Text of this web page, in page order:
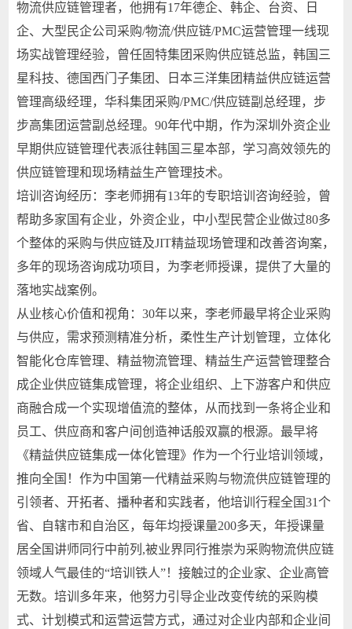
物流供应链管理者，他拥有17年德企、韩企、台资、日
企、大型民企公司采购/物流/供应链/PMC运营管理一线现
场实战管理经验，曾任固特集团采购供应链总监，韩国三
星科技、德国西门子集团、日本三洋集团精益供应链运营
管理高级经理，华科集团采购/PMC/供应链副总经理，步
步高集团运营副总经理。90年代中期，作为深圳外资企业
早期供应链管理代表派往韩国三星本部，学习高效领先的
供应链管理和现场精益生产管理技术。
培训咨询经历：李老师拥有13年的专职培训咨询经验，曾
帮助多家国有企业，外资企业，中小型民营企业做过80多
个整体的采购与供应链及JIT精益现场管理和改善咨询案，
多年的现场咨询成功项目，为李老师授课，提供了大量的
落地实战案例。
从业核心价值和视角：30年以来，李老师最早将企业采购
与供应，需求预测精准分析，柔性生产计划管理，立体化
智能化仓库管理、精益物流管理、精益生产运营管理整合
成企业供应链集成管理，将企业组织、上下游客户和供应
商融合成一个实现增值流的整体，从而找到一条将企业和
员工、供应商和客户间创造神话般双赢的根源。最早将
《精益供应链集成一体化管理》作为一个行业培训领域，
推向全国！作为中国第一代精益采购与物流供应链管理的
引领者、开拓者、播种者和实践者，他培训行程全国31个
省、自辖市和自治区，每年均授课量200多天，年授课量
居全国讲师同行中前列,被业界同行推崇为采购物流供应链
领域人气最佳的“培训铁人”！接触过的企业家、企业高管
无数。培训多年来，他努力引导企业改变传统的采购模
式、计划模式和运营运营方式，通过对企业内部和企业间